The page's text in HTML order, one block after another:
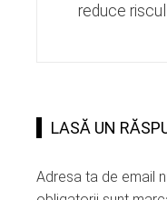
reduce
LASĂ UN
Adresa ta de email